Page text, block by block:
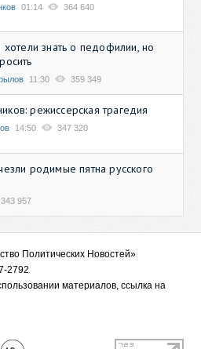
01:14 364 640
хотели знать о педофилии, но
11:30 359 349
режиссерская трагедия
14:50 347 320
родимые пятна русского
343 957
Политических Новостей»
2792
материалов, ссылка на